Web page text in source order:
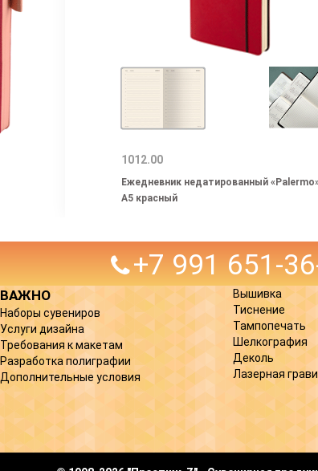
1012.00
Ежедневник недатированный
А5 красный
+7 991 651-
ВАЖНО
Наборы сувениров
Услуги дизайна
Требования к макетам
Разработка полиграфии
Дополнительные условия
Вышивка
Тиснение
Тампопечать
Шелкография
Деколь
Лазерная